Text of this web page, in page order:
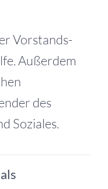
Vorstands­
Außerdem
des
Soziales.